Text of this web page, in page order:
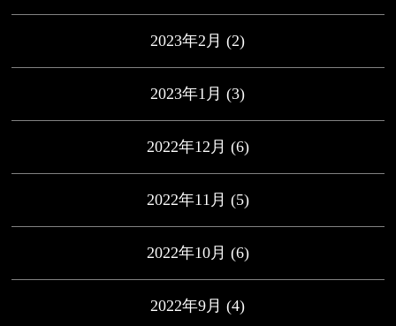
2023年2月 (2)
2023年1月 (3)
2022年12月 (6)
2022年11月 (5)
2022年10月 (6)
2022年9月 (4)